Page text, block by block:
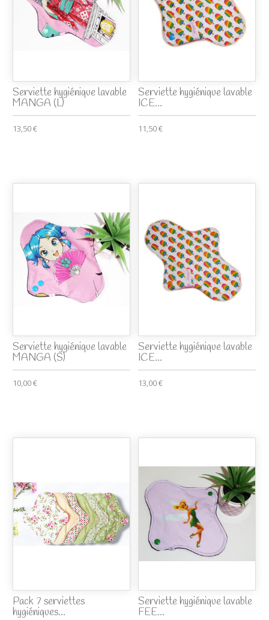
Serviette hygiénique lavable
MANGA (L)
13,50 €
Serviette hygiénique lavable
ICE...
11,50 €
Serviette hygiénique lavable
MANGA (S)
10,00 €
Serviette hygiénique lavable
ICE...
13,00 €
Pack 7 serviettes
hygiéniques...
Serviette hygiénique lavable
FEE...